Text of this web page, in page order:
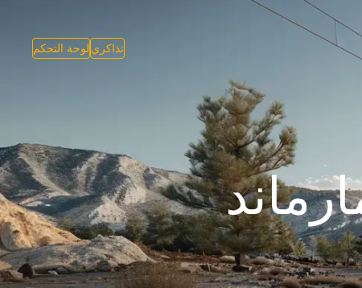
تذاكري لوحة التحكم